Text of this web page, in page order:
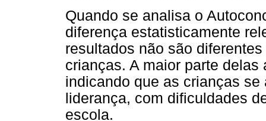
Quando se analisa o
diferença estatisticamente
resultados não são
crianças. A maior parte
indicando que as crianças
liderança, com dificuldades
escola.